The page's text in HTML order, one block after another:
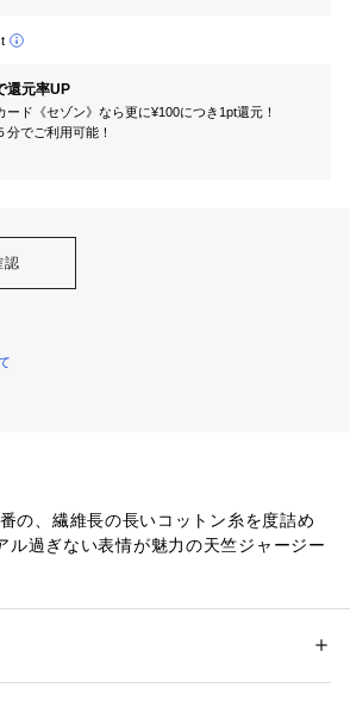
還元率UP
ド《セゾン》なら更に¥100につき1pt還元！
でご利用可能！
認
の、繊維長の長いコットン糸を度詰め
ル過ぎない表情が魅力の天竺ジャージー
ボクシーなシルエットに今期らしいコ